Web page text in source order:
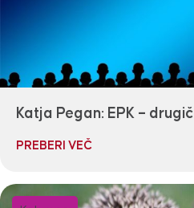
Katja Pegan: EPK – drugič
PREBERI VEČ